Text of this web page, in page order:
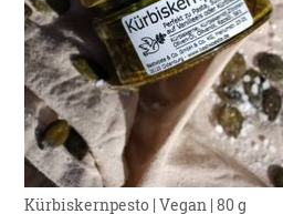
Kürbiskernpesto | Vegan | 80 g